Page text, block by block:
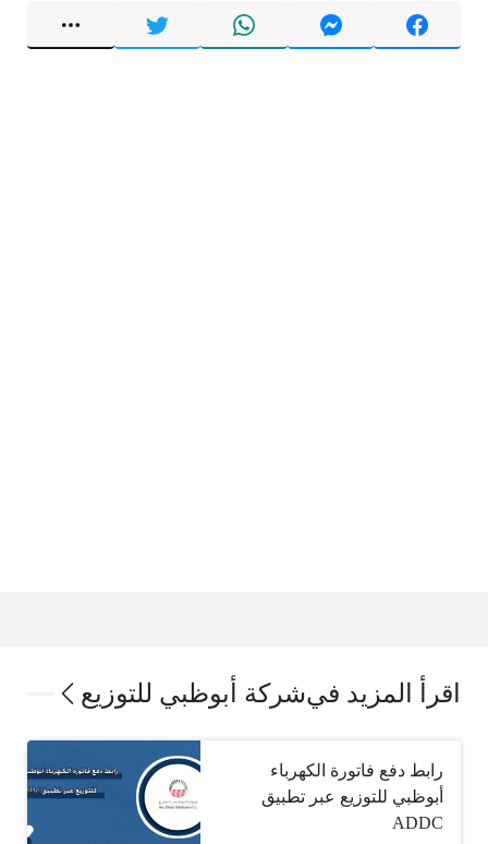
اقرأ المزيد فيشركة أبوظبي للتوزيع
رابط دفع فاتورة الكهرباء
أبوظبي للتوزيع عبر تطبيق
ADDC